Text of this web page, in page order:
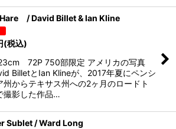
/ David Billet & Ian Kline
(税込)
72P 750部限定 アメリカの写真
BilletとIan Klineが、2017年夏にペンシ
州からテキサス州への2ヶ月のロードト
撮影した作品…
Sublet / Ward Long